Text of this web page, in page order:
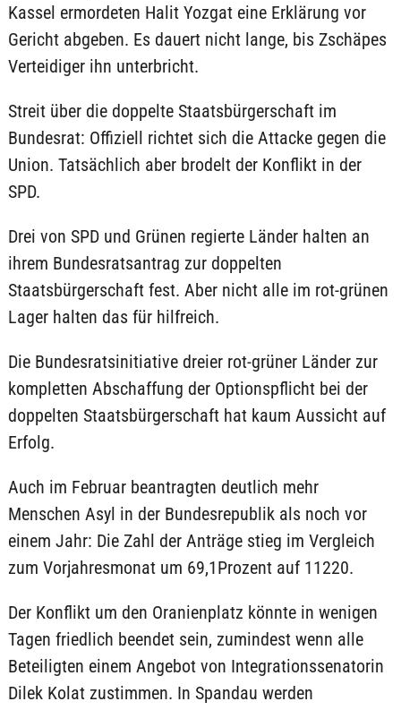
Kassel ermordeten Halit Yozgat eine Erklärung vor
Gericht abgeben. Es dauert nicht lange, bis Zschäpes
Verteidiger ihn unterbricht.
Streit über die doppelte Staatsbürgerschaft im
Bundesrat: Offiziell richtet sich die Attacke gegen die
Union. Tatsächlich aber brodelt der Konflikt in der
SPD.
Drei von SPD und Grünen regierte Länder halten an
ihrem Bundesratsantrag zur doppelten
Staatsbürgerschaft fest. Aber nicht alle im rot-grünen
Lager halten das für hilfreich.
Die Bundesratsinitiative dreier rot-grüner Länder zur
kompletten Abschaffung der Optionspflicht bei der
doppelten Staatsbürgerschaft hat kaum Aussicht auf
Erfolg.
Auch im Februar beantragten deutlich mehr
Menschen Asyl in der Bundesrepublik als noch vor
einem Jahr: Die Zahl der Anträge stieg im Vergleich
zum Vorjahresmonat um 69,1Prozent auf 11220.
Der Konflikt um den Oranienplatz könnte in wenigen
Tagen friedlich beendet sein, zumindest wenn alle
Beteiligten einem Angebot von Integrationssenatorin
Dilek Kolat zustimmen. In Spandau werden